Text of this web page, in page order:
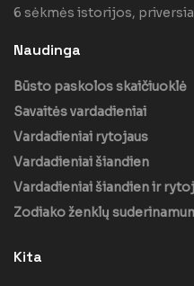
6 sėkmės istorijos,
Naudinga
Būsto paskolos skaičiuoklė
Savaitės vardadieniai
Vardadieniai rytojaus
Vardadieniai šiandien
Vardadieniai šiandien ir rytoj
Zodiako ženklų
Kita